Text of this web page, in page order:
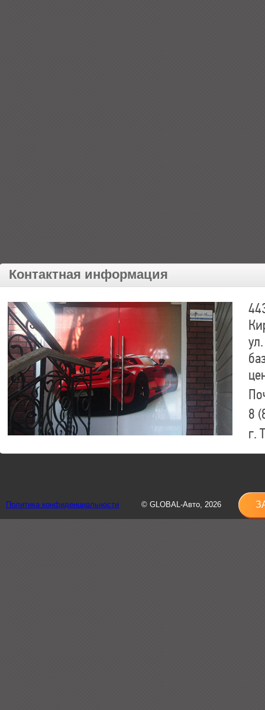
Контактная информация
8
г.
8
Политика конфиденциальности © GLOBAL-Авто, 2026